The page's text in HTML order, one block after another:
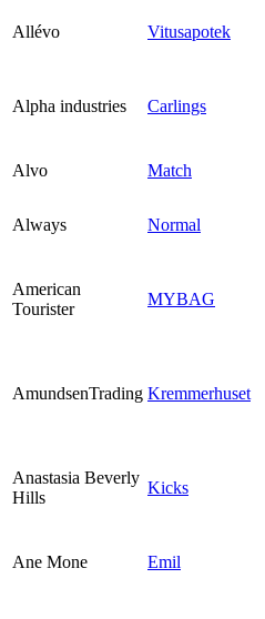
Allévo Vitusapotek
Alpha industries Carlings
Alvo
Match
Always Normal
American
Tourister
MYBAG
AmundsenTrading Kremmerhuset
Anastasia Beverly
Hills
Kicks
Ane Mone Emil